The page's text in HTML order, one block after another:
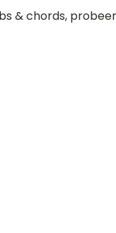
& chords,